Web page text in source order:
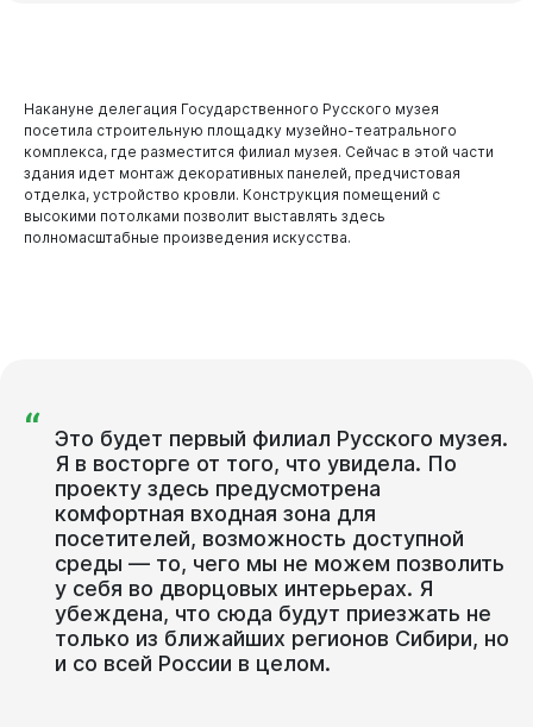
Накануне делегация Государственного Русского музея
посетила строительную площадку музейно-театрального
комплекса, где разместится филиал музея. Сейчас в этой части
здания идет монтаж декоративных панелей, предчистовая
отделка, устройство кровли. Конструкция помещений с
высокими потолками позволит выставлять здесь
полномасштабные произведения искусства.
“ Это будет первый филиал Русского музея.
Я в восторге от того, что увидела. По
проекту здесь предусмотрена
комфортная входная зона для
посетителей, возможность доступной
среды — то, чего мы не можем позволить
у себя во дворцовых интерьерах. Я
убеждена, что сюда будут приезжать не
только из ближайших регионов Сибири, но
и со всей России в целом.